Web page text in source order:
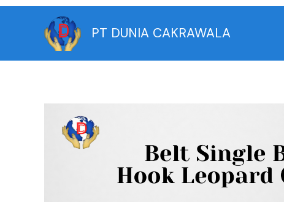
Skip
PT DUNIA CAKRAWALA